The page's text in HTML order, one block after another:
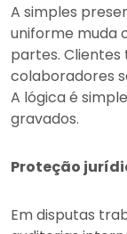
A simples
uniforme muda
partes. Clientes
colaboradores
A lógica é
gravados.
Proteção
Em disputas